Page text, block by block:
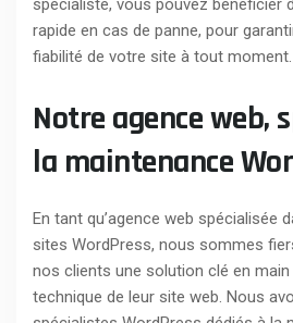
spécialiste, vous pouvez bénéficier
rapide en cas de panne, pour
fiabilité de votre site à tout moment.
Notre agence web,
la maintenance
En tant qu’agence web spécialisée
sites WordPress, nous sommes
nos clients une solution clé en
technique de leur site web. Nous